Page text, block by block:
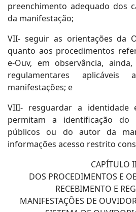
preenchimento adequado dos
da manifestação;
VII- seguir as orientações da
quanto aos procedimentos
e-Ouv, em observância,
regulamentares
manifestações; e
VIII- resguardar a identidade
permitam a identificação do
públicos ou do autor da
informações acesso restrito
CAPÍTULO
DOS PROCEDIMENTOS E
RECEBIMENTO E
MANIFESTAÇÕES DE